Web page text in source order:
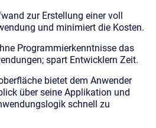
zur Erstellung einer voll
und minimiert die Kosten.
Programmierkenntnisse das
spart Entwicklern Zeit.
bietet dem Anwender
über seine Applikation und
schnell zu